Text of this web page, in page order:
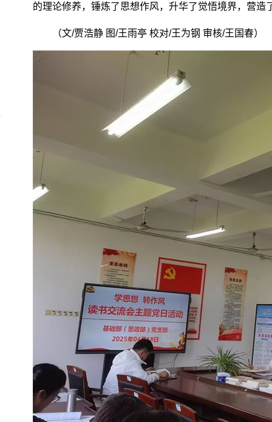
的理论修养，锤炼了思想作风，升华了觉悟境界，营
（文/贾浩静 图/王雨亭 校对/王为钢 审核/王国春）